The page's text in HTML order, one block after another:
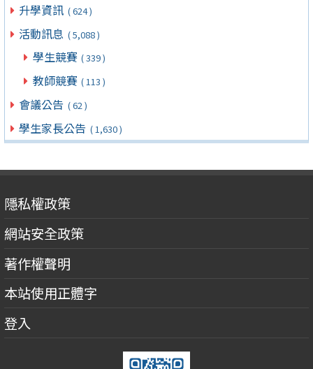
升學資訊 ( 624 )
活動訊息 ( 5,088 )
學生競賽 ( 339 )
教師競賽 ( 113 )
會議公告 ( 62 )
學生家長公告 ( 1,630 )
隱私權政策
網站安全政策
著作權聲明
本站使用正體字
登入